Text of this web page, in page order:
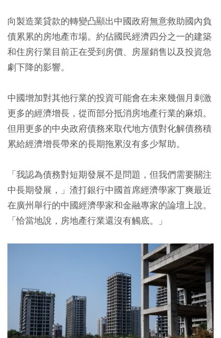
向製造業貸款的轉變凸顯出中國政府無意救助國內負
債累累的房地產市場。約佔國民經濟四分之一的建築
和住房行業目前正在受到房價、房屋銷售以及投資急
劇下降的影響。
中國增加對其他行業的投資可能會在未來幾個月刺激
更多的經濟增長，從而部分抵消房地產行業的麻煩。
但用更多的中央政府債務來取代地方債對化解債務積
累給經濟增長帶來的長期拖累沒有多少幫助。
「我認為債務對短期發展不是問題，但我們需要關注
中長期發展，」渣打銀行中國首席經濟學家丁爽最近
在廣州舉行的中國經濟學家和金融專家的論壇上說。
「恰當地說， 房地產行業還沒有觸底。」